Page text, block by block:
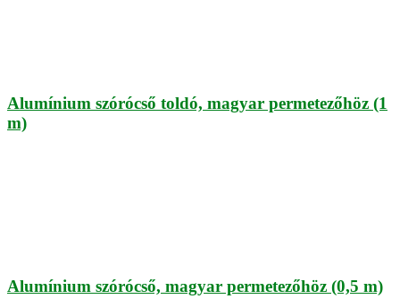
Alumínium szórócső toldó, magyar permetezőhöz (1
m)
Alumínium szórócső, magyar permetezőhöz (0,5 m)